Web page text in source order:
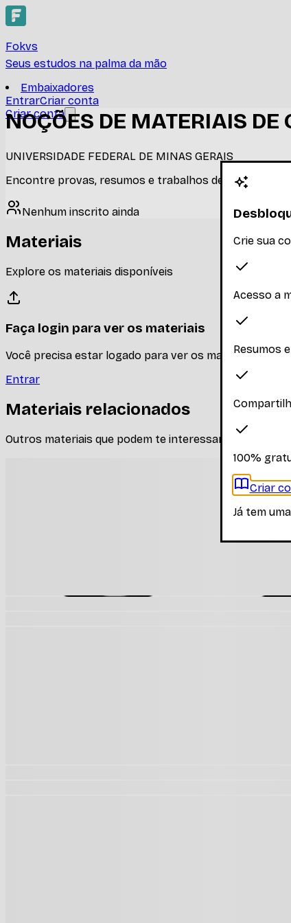
Fokvs
Seus estudos na palma da mão
Embaixadores
EntrarCriar conta
Criar conta
NOÇÕES DE MATERIAIS DE
UNIVERSIDADE FEDERAL DE MINAS GERAIS
Encontre provas, resumos e trabalhos de NOÇÕES DE
Nenhum inscrito ainda
Materiais
Explore os materiais disponíveis
Faça login para ver os materiais
Você precisa estar logado para ver os materiais dessa
Entrar
Materiais relacionados
Outros materiais que podem te interessar enquanto
Crie sua
Acesso a
Resumos
100%
Criar
Já tem